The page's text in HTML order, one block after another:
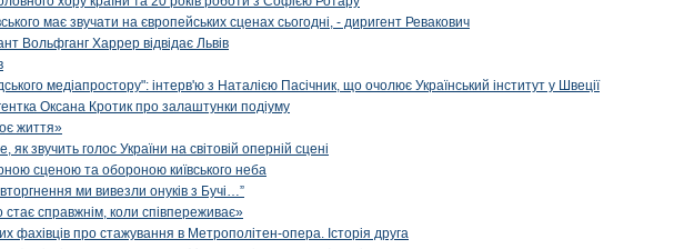
має звучати на європейських сценах сьогодні, - диригент Ревакович
Вольфганг Харрер відвідає Львів
медіапростору": інтерв'ю з Наталією Пасічник, що очолює Український інститут у Швеції
Оксана Кротик про залаштунки подіуму
життя»
звучить голос України на світовій оперній сцені
сценою та обороною київського неба
ми вивезли онуків з Бучі…”
справжнім, коли співпереживає»
фахівців про стажування в Метрополітен-опера. Історія друга